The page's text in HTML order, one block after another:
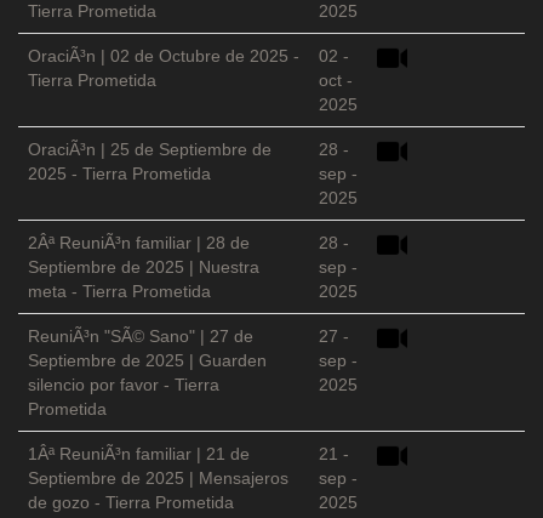
Tierra Prometida
2025
OraciÃ³n | 02 de Octubre de 2025 -
Tierra Prometida
02 -
oct -
2025
OraciÃ³n | 25 de Septiembre de
2025 - Tierra Prometida
28 -
sep -
2025
2Âª ReuniÃ³n familiar | 28 de
Septiembre de 2025 | Nuestra
meta - Tierra Prometida
28 -
sep -
2025
ReuniÃ³n "SÃ© Sano" | 27 de
Septiembre de 2025 | Guarden
silencio por favor - Tierra
Prometida
27 -
sep -
2025
1Âª ReuniÃ³n familiar | 21 de
Septiembre de 2025 | Mensajeros
de gozo - Tierra Prometida
21 -
sep -
2025